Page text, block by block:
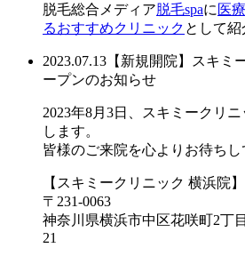
脱毛総合メディア脱毛spaに 医
るおすすめクリニック として紹
2023.07.13 【新規開院】スキミ
ープンのお知らせ
2023年8月3日、スキミークリ
します。
皆様のご来院を心よりお待ちし
【スキミークリニック 横浜院】
〒231-0063
神奈川県横浜市中区花咲町2丁
21